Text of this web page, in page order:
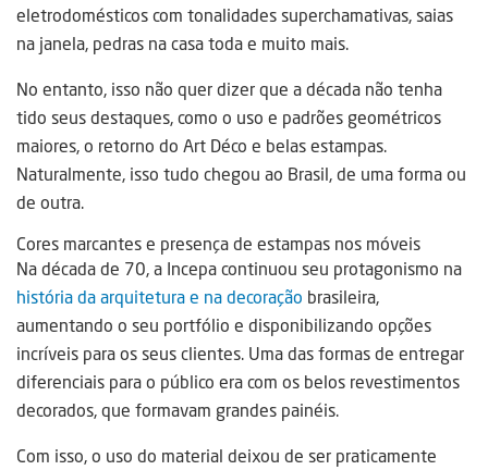
eletrodomésticos com tonalidades superchamativas, saias
na janela, pedras na casa toda e muito mais.
No entanto, isso não quer dizer que a década não tenha
tido seus destaques, como o uso e padrões geométricos
maiores, o retorno do Art Déco e belas estampas.
Naturalmente, isso tudo chegou ao Brasil, de uma forma ou
de outra.
Cores marcantes e presença de estampas nos móveis
Na década de 70, a Incepa continuou seu protagonismo na
história da arquitetura e na decoração brasileira,
aumentando o seu portfólio e disponibilizando opções
incríveis para os seus clientes. Uma das formas de entregar
diferenciais para o público era com os belos revestimentos
decorados, que formavam grandes painéis.
Com isso, o uso do material deixou de ser praticamente